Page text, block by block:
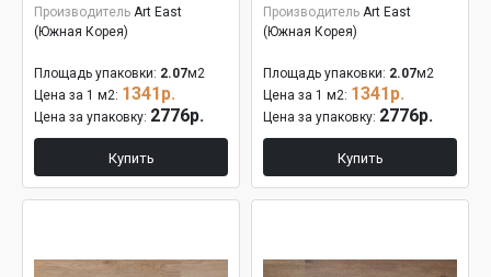
Производитель Art East
(Южная Корея)
Площадь упаковки: 2.07м2
Цена за 1 м2: 1341р.
Цена за упаковку: 2776р.
Купить
Производитель Art East
(Южная Корея)
Площадь упаковки: 2.07м2
Цена за 1 м2: 1341р.
Цена за упаковку: 2776р.
Купить